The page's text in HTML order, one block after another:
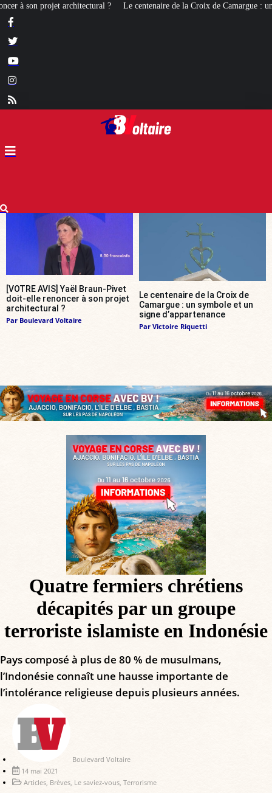
Le centenaire de la Croix de Camargue : un symbole et un signe
[VOTRE AVIS] Yaël Braun-Pivet
doit-elle renoncer à son projet
architectural ?
Par Boulevard Voltaire
Le centenaire de la Croix de
Camargue : un symbole et un
signe d’appartenance
Par Victoire Riquetti
Quatre fermiers chrétiens
décapités par un groupe
terroriste islamiste en Indonésie
Pays composé à plus de 80 % de musulmans,
l’Indonésie connaît une hausse importante de
l’intolérance religieuse depuis plusieurs années.
Boulevard Voltaire
14 mai 2021
Articles, Brèves, Le saviez-vous, Terrorisme